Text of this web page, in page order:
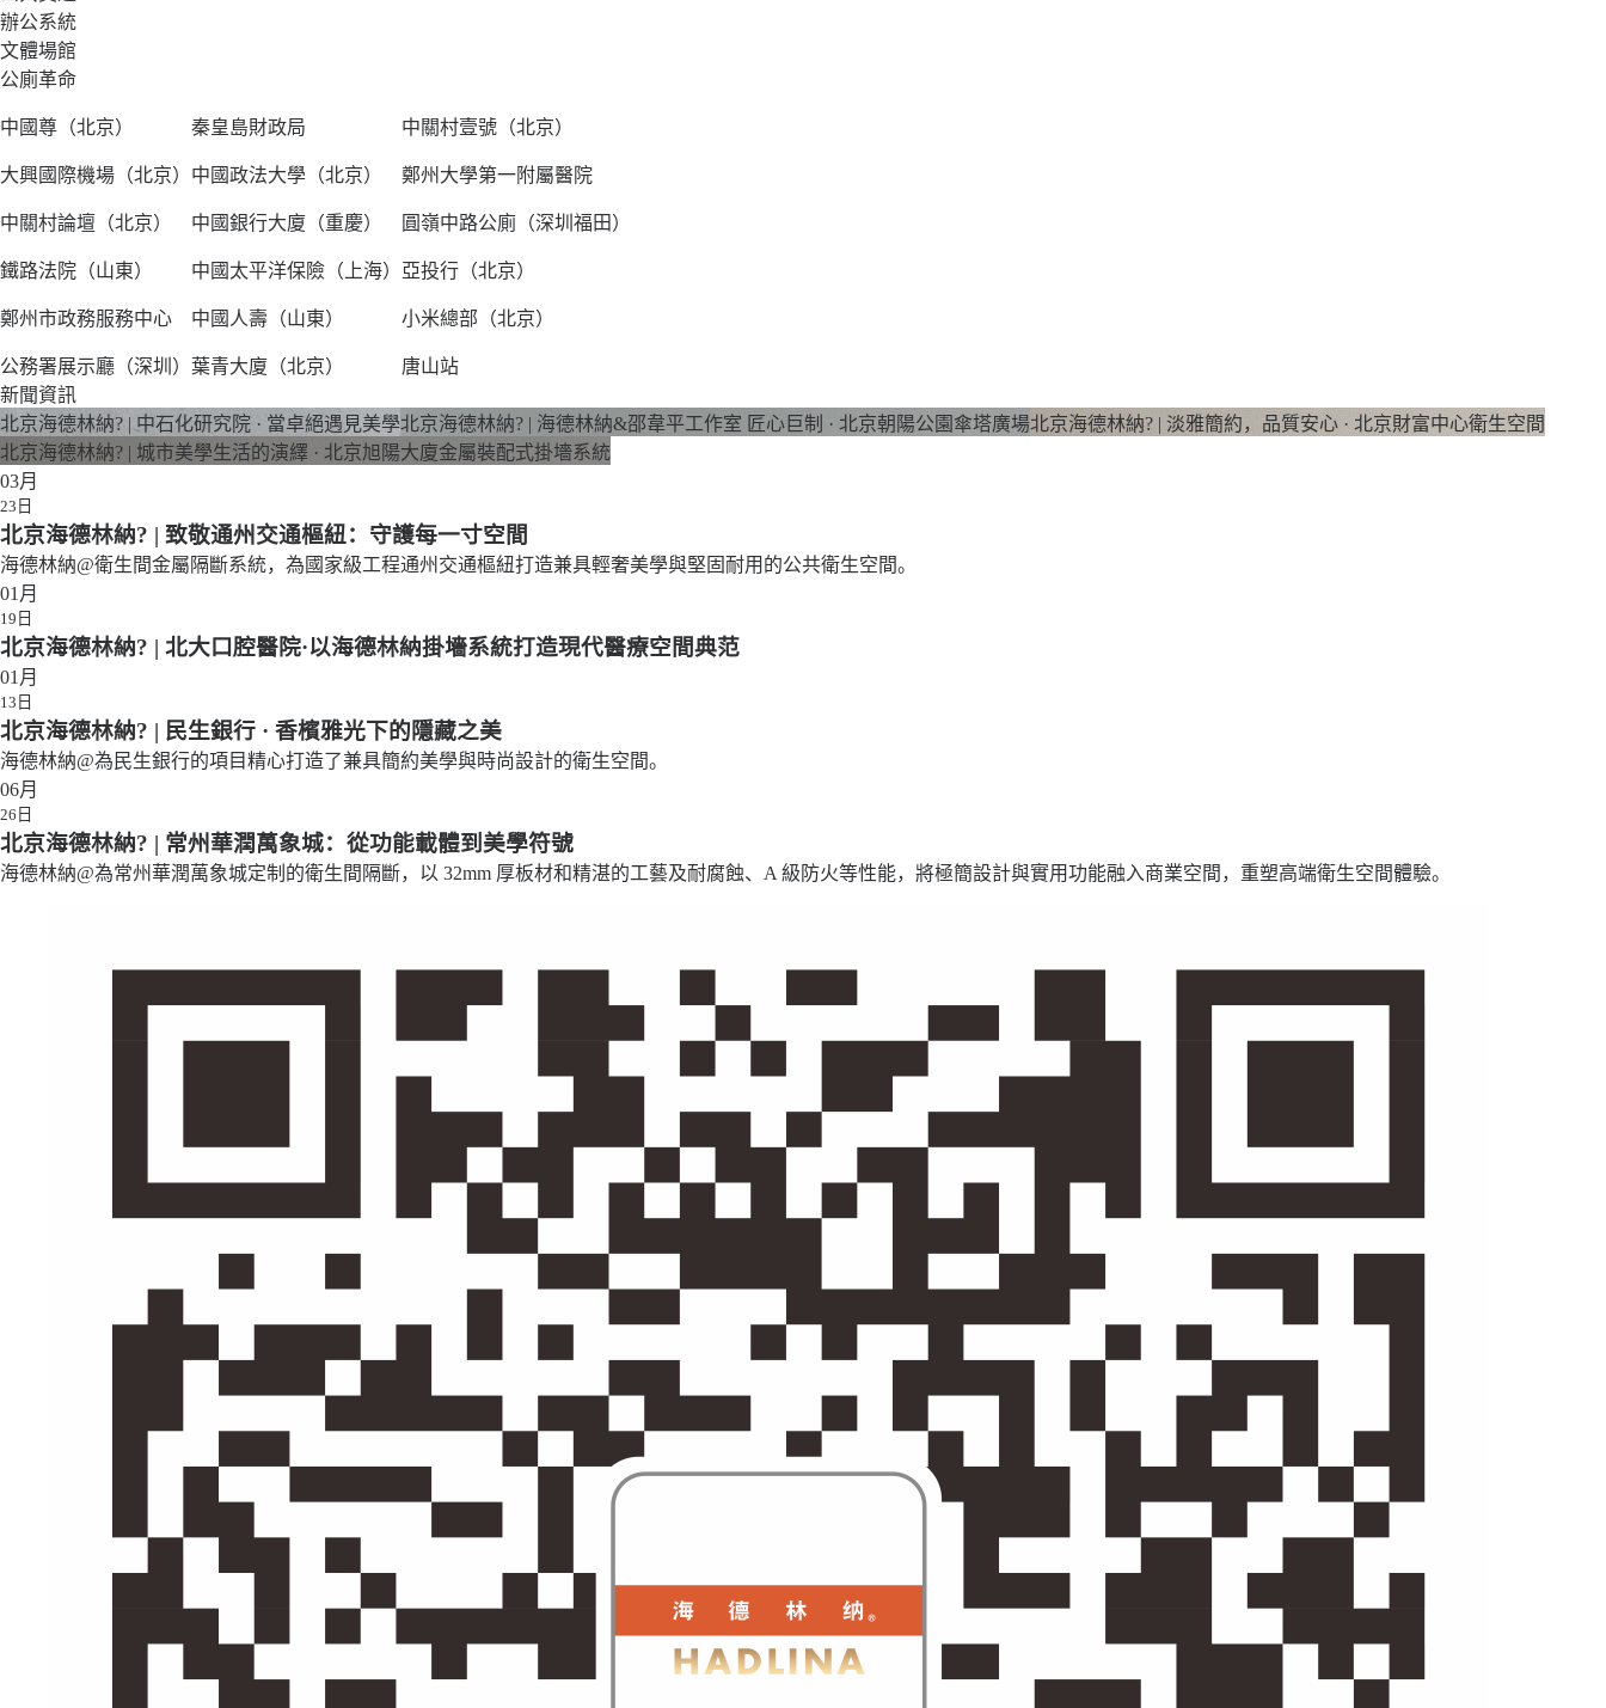
辦公系統
文體場館
公廁革命
中國尊（北京）
大興國際機場（北京）
中關村論壇（北京）
鐵路法院（山東）
鄭州市政務服務中心
公務署展示廳（深圳）
秦皇島財政局
中國政法大學（北京）
中國銀行大廈（重慶）
中國太平洋保險（上海）
中國人壽（山東）
葉青大廈（北京）
中關村壹號（北京）
鄭州大學第一附屬醫院
圓嶺中路公廁（深圳福田）
亞投行（北京）
小米總部（北京）
唐山站
新聞資訊
北京海德林納? | 中石化研究院 · 當卓絕遇見美學北京海德林納? | 海德林納&邵韋平工作室 匠心巨制 · 北京朝陽公園傘塔廣場北京海德林納? | 淡雅簡約，品質安心 · 北京財富中心衛生空間
北京海德林納? | 城市美學生活的演繹 · 北京旭陽大廈金屬裝配式掛墻系統
03月
23日
北京海德林納? | 致敬通州交通樞紐：守護每一寸空間
海德林納@衛生間金屬隔斷系統，為國家級工程通州交通樞紐打造兼具輕奢美學與堅固耐用的公共衛生空間。
01月
19日
北京海德林納? | 北大口腔醫院·以海德林納掛墻系統打造現代醫療空間典范
01月
13日
北京海德林納? | 民生銀行 · 香檳雅光下的隱藏之美
海德林納@為民生銀行的項目精心打造了兼具簡約美學與時尚設計的衛生空間。
06月
26日
北京海德林納? | 常州華潤萬象城：從功能載體到美學符號
海德林納@為常州華潤萬象城定制的衛生間隔斷，以 32mm 厚板材和精湛的工藝及耐腐蝕、A 級防火等性能，將極簡設計與實用功能融入商業空間，重塑高端衛生空間體驗。